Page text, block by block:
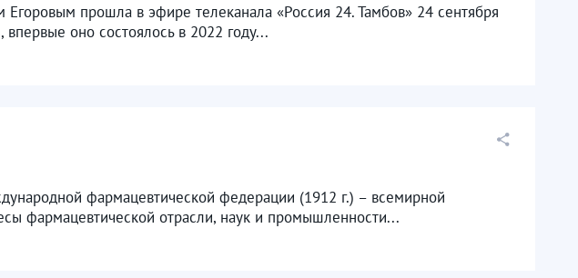
прошла в эфире телеканала «Россия 24. Тамбов» 24 сентября
оно состоялось в 2022 году...
фармацевтической федерации (1912 г.) – всемирной
фармацевтической отрасли, наук и промышленности...